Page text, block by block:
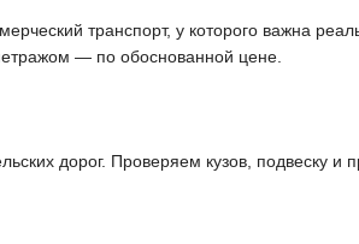
транспорт, у которого важна
— по обоснованной цене.
дорог. Проверяем кузов, подвеску и